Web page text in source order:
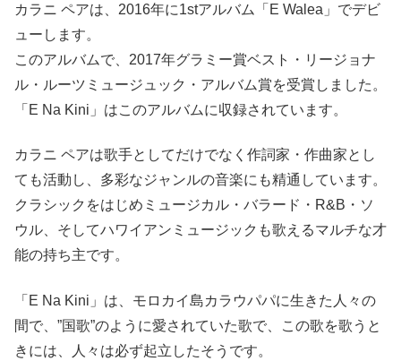
カラニ ペアは、2016年に1stアルバム「E Walea」でデビ
ューします。
このアルバムで、2017年グラミー賞ベスト・リージョナ
ル・ルーツミュージュック・アルバム賞を受賞しました。
「E Na Kini」はこのアルバムに収録されています。
カラニ ペアは歌手としてだけでなく作詞家・作曲家とし
ても活動し、多彩なジャンルの音楽にも精通しています。
クラシックをはじめミュージカル・バラード・R&B・ソ
ウル、そしてハワイアンミュージックも歌えるマルチな才
能の持ち主です。
「E Na Kini」は、モロカイ島カラウパパに生きた人々の
間で、”国歌”のように愛されていた歌で、この歌を歌うと
きには、人々は必ず起立したそうです。